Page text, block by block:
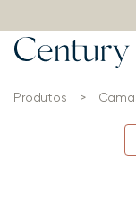
Produtos >